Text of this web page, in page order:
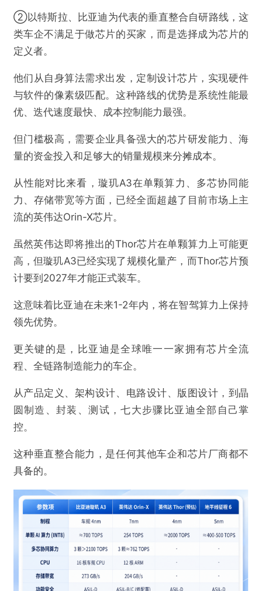
@AI芯天下
热点丨中国智驾芯片杀入4nm时代，智能驾
驶“灵魂”开始自主
欺诈 色情 诱导行为
不实信息 违法犯罪 其他
②以特斯拉、比亚迪为代表的垂直整合自研路线，这
类车企不满足于做芯片的买家，而是选择成为芯片的
定义者。
他们从自身算法需求出发，定制设计芯片，实现硬件
与软件的像素级匹配。这种路线的优势是系统性能最
优、迭代速度最快、成本控制能力最强。
但门槛极高，需要企业具备强大的芯片研发能力、海
量的资金投入和足够大的销量规模来分摊成本。
从性能对比来看，璇玑A3在单颗算力、多芯协同能
力、存储带宽等方面，已经全面超越了目前市场上主
流的英伟达Orin-X芯片。
虽然英伟达即将推出的Thor芯片在单颗算力上可能更
高，但璇玑A3已经实现了规模化量产，而Thor芯片预
计要到2027年才能正式装车。
这意味着比亚迪在未来1-2年内，将在智驾算力上保持
领先优势。
更关键的是，比亚迪是全球唯一一家拥有芯片全流
程、全链路制造能力的车企。
从产品定义、架构设计、电路设计、版图设计，到晶
圆制造、封装、测试，七大步骤比亚迪全部自己掌
控。
这种垂直整合能力，是任何其他车企和芯片厂商都不
具备的。